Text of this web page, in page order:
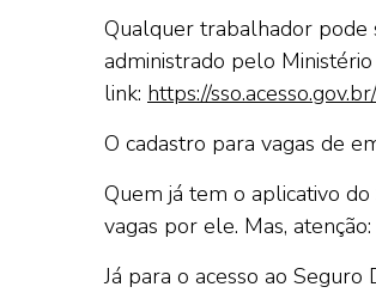
Qualquer trabalhador pode
administrado pelo
link: https://
O cadastro para vagas de
Quem já tem o aplicativo
vagas por ele. Mas,
Já para o acesso ao